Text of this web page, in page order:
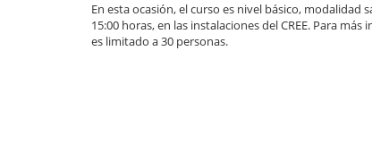
En esta ocasión, el curso es nivel básico, modalidad
15:00 horas, en las instalaciones del CREE. Para
es limitado a 30 personas.